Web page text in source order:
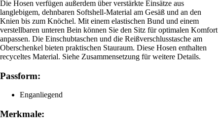
Die Hosen verfügen außerdem über verstärkte Einsätze aus
langlebigem, dehnbaren Softshell-Material am Gesäß und an den
Knien bis zum Knöchel. Mit einem elastischen Bund und einem
verstellbaren unteren Bein können Sie den Sitz für optimalen Komfort
anpassen. Die Einschubtaschen und die Reißverschlusstasche am
Oberschenkel bieten praktischen Stauraum. Diese Hosen enthalten
recyceltes Material. Siehe Zusammensetzung für weitere Details.
Passform:
Enganliegend
Merkmale: